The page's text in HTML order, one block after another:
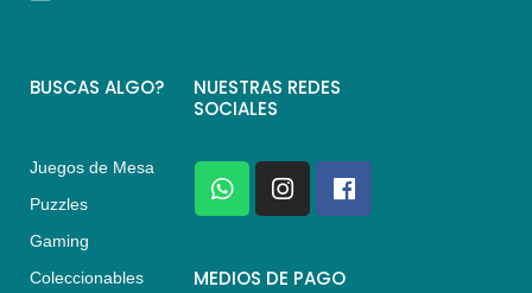
BUSCAS ALGO?
Juegos de Mesa
Puzzles
Gaming
Coleccionables
NUESTRAS REDES
SOCIALES
W
h
a
s
I
n
s
a
F
a
c
b
MEDIOS DE PAGO